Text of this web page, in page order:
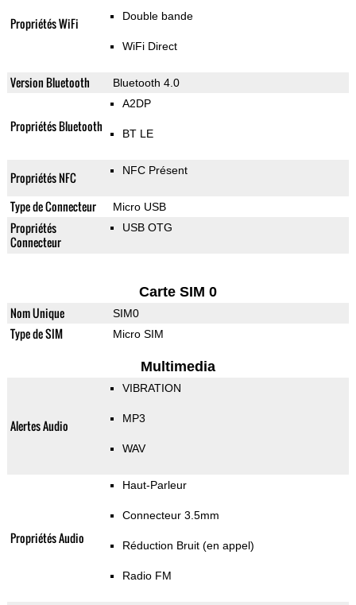
Propriétés WiFi Double bande
WiFi Direct
Version Bluetooth Bluetooth 4.0
Propriétés Bluetooth
A2DP
BT LE
Propriétés NFC NFC Présent
Type de Connecteur Micro USB
Propriétés
Connecteur
USB OTG
Carte SIM 0
Nom Unique SIM0
Type de SIM Micro SIM
Multimedia
Alertes Audio
VIBRATION
MP3
WAV
Propriétés Audio
Haut-Parleur
Connecteur 3.5mm
Réduction Bruit (en appel)
Radio FM